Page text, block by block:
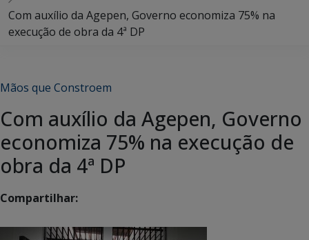
Com auxílio da Agepen, Governo economiza 75% na
execução de obra da 4ª DP
Mãos que Constroem
Com auxílio da Agepen, Governo
economiza 75% na execução de
obra da 4ª DP
Compartilhar: